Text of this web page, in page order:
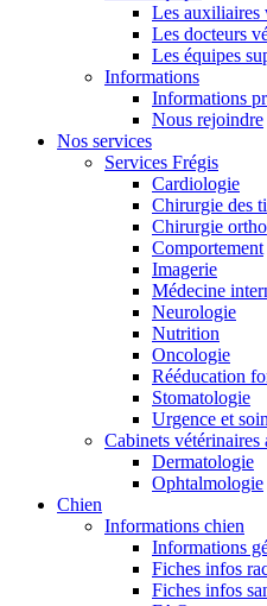
Les auxiliaires
Les docteurs
Les équipes
Informations
Informations
Nous rejoindre
Nos services
Services Frégis
Cardiologie
Chirurgie des
Chirurgie
Comportement
Imagerie
Médecine
Neurologie
Nutrition
Oncologie
Rééducation
Stomatologie
Urgence et
Cabinets vétérinaires
Dermatologie
Ophtalmologie
Chien
Informations chien
Informations
Fiches infos
Fiches infos